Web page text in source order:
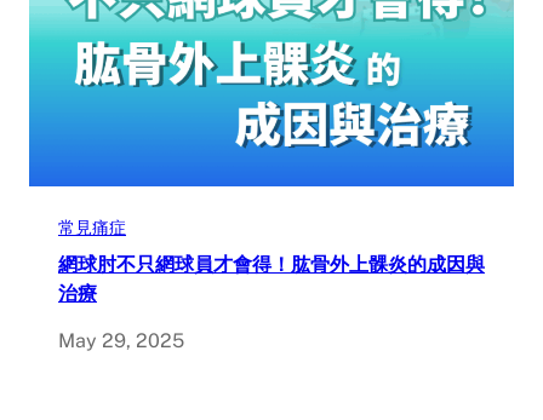
常見痛症
網球肘不只網球員才會得！肱骨外上髁炎的成因與
治療
May 29, 2025